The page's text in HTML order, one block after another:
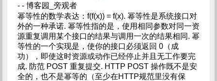
- - 博客园_旁观者
幂等性的数学表达：f(f(x)) = f(x). 幂等性是系统接口对
外的一种承诺. 幂等性指的是，使用相同参数对同一资
源重复调用某个接口的结果与调用一次的结果相同. 幂
等性的一个实现是，使你的接口必须返回 0（成
功），即使这时资源或动作已经停止并且无工作要完
成. 防范 POST 重复提交. HTTP POST 操作既不是安
全的，也不是幂等的（至少在HTTP规范里没有保